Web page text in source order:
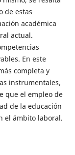
de estas
académica
actual.
En este
completa y
instrumentales,
que el empleo de
de la educación
el ámbito laboral.